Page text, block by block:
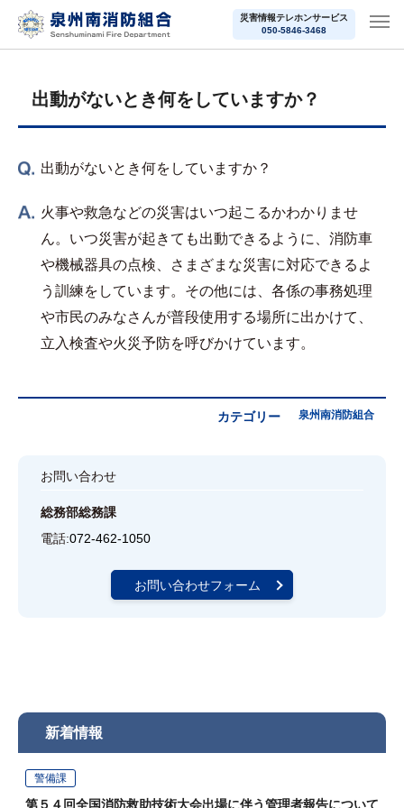
災害情報テレホンサービス
050-5846-3468
出動がないとき何をしていますか？
出動がないとき何をしていますか？
火事や救急などの災害はいつ起こるかわかりませ
ん。いつ災害が起きても出動できるように、消防車
や機械器具の点検、さまざまな災害に対応できるよ
う訓練をしています。その他には、各係の事務処理
や市民のみなさんが普段使用する場所に出かけて、
立入検査や火災予防を呼びかけています。
カテゴリー 泉州南消防組合
お問い合わせ
総務部総務課
電話:072-462-1050
お問い合わせフォーム
新着情報
警備課
第５４回全国消防救助技術大会出場に伴う管理者報告について